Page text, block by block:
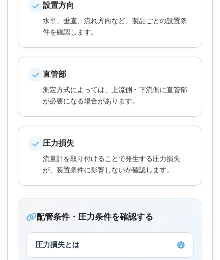
設置方向
水平、垂直、流れ方向など、製品ごとの設置条
件を確認します。
直管部
測定方式によっては、上流側・下流側に直管部
が必要になる場合があります。
圧力損失
流量計を取り付けることで発生する圧力損失
が、装置条件に影響しないか確認します。
配管条件・圧力条件を確認する
圧力損失とは